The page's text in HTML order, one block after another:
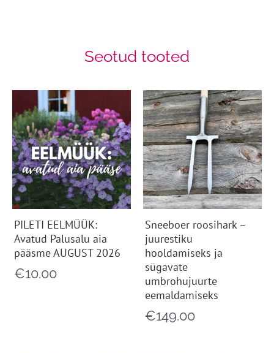
Seotud tooted
PILETI EELMÜÜK:
Avatud Palusalu aia
pääsme AUGUST 2026
€10.00
Sneeboer roosihark –
juurestiku
hooldamiseks ja
sügavate
umbrohujuurte
eemaldamiseks
€149.00